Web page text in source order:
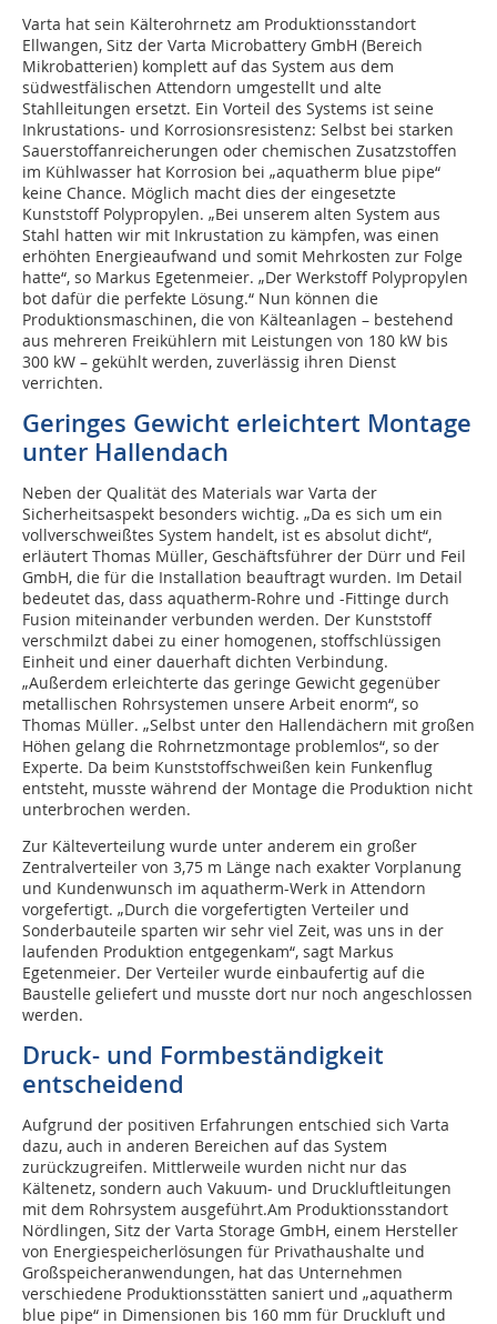
Varta hat sein Kälterohrnetz am Produktionsstandort
Ellwangen, Sitz der Varta Microbattery GmbH (Bereich
Mikrobatterien) komplett auf das System aus dem
südwestfälischen Attendorn umgestellt und alte
Stahlleitungen ersetzt. Ein Vorteil des Systems ist seine
Inkrustations- und Korrosionsresistenz: Selbst bei starken
Sauerstoffanreicherungen oder chemischen Zusatzstoffen
im Kühlwasser hat Korrosion bei „aquatherm blue pipe“
keine Chance. Möglich macht dies der eingesetzte
Kunststoff Polypropylen. „Bei unserem alten System aus
Stahl hatten wir mit Inkrustation zu kämpfen, was einen
erhöhten Energieaufwand und somit Mehrkosten zur Folge
hatte“, so Markus Egetenmeier. „Der Werkstoff Polypropylen
bot dafür die perfekte Lösung.“ Nun können die
Produktionsmaschinen, die von Kälteanlagen – bestehend
aus mehreren Freikühlern mit Leistungen von 180 kW bis
300 kW – gekühlt werden, zuverlässig ihren Dienst
verrichten.
Geringes Gewicht erleichtert Montage
unter Hallendach
Neben der Qualität des Materials war Varta der
Sicherheitsaspekt besonders wichtig. „Da es sich um ein
vollverschweißtes System handelt, ist es absolut dicht“,
erläutert Thomas Müller, Geschäftsführer der Dürr und Feil
GmbH, die für die Installation beauftragt wurden. Im Detail
bedeutet das, dass aquatherm-Rohre und -Fittinge durch
Fusion miteinander verbunden werden. Der Kunststoff
verschmilzt dabei zu einer homogenen, stoffschlüssigen
Einheit und einer dauerhaft dichten Verbindung.
„Außerdem erleichterte das geringe Gewicht gegenüber
metallischen Rohrsystemen unsere Arbeit enorm“, so
Thomas Müller. „Selbst unter den Hallendächern mit großen
Höhen gelang die Rohrnetzmontage problemlos“, so der
Experte. Da beim Kunststoffschweißen kein Funkenflug
entsteht, musste während der Montage die Produktion nicht
unterbrochen werden.
Zur Kälteverteilung wurde unter anderem ein großer
Zentralverteiler von 3,75 m Länge nach exakter Vorplanung
und Kundenwunsch im aquatherm-Werk in Attendorn
vorgefertigt. „Durch die vorgefertigten Verteiler und
Sonderbauteile sparten wir sehr viel Zeit, was uns in der
laufenden Produktion entgegenkam“, sagt Markus
Egetenmeier. Der Verteiler wurde einbaufertig auf die
Baustelle geliefert und musste dort nur noch angeschlossen
werden.
Druck- und Formbeständigkeit
entscheidend
Aufgrund der positiven Erfahrungen entschied sich Varta
dazu, auch in anderen Bereichen auf das System
zurückzugreifen. Mittlerweile wurden nicht nur das
Kältenetz, sondern auch Vakuum- und Druckluftleitungen
mit dem Rohrsystem ausgeführt.Am Produktionsstandort
Nördlingen, Sitz der Varta Storage GmbH, einem Hersteller
von Energiespeicherlösungen für Privathaushalte und
Großspeicheranwendungen, hat das Unternehmen
verschiedene Produktionsstätten saniert und „aquatherm
blue pipe“ in Dimensionen bis 160 mm für Druckluft und